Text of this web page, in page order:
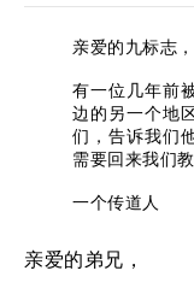
亲爱的九标志，
有一位几年前
边的另一个地
们，告诉我们
需要回来我们
一个传道人
亲爱的弟兄，